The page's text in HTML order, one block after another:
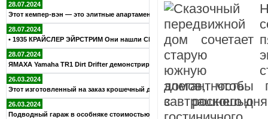
28.07.2024
Этот кемпер-вэн — это элитные апартаменты на колесах, которы
28.07.2024
• 1935 КРАЙСЛЕР ЭЙРСТРИМ Они нашли Chrysler 1935 года в дома
28.07.2024
ЯМАХА Yamaha TR1 Dirt Drifter демонстрирует потрясающую выхл
26.03.2024
Этот изготовленный на заказ крошечный дом на Тасмании полнос
26.03.2024
Подводный гараж в особняке стоимостью 70 миллионов долларов
домов, чтобы
завтрашнего